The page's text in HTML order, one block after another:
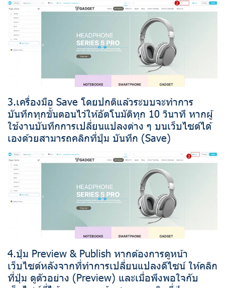
3.เครื่องมือ Save โดยปกติแล้วระบบจะทำการ
บันทึกทุกขั้นตอนไว้ให้อัตโนมัติทุก 10 วินาที หากผู้
ใช้งานบันทึกการเปลี่ยนแปลงต่าง ๆ บนเว็บไซต์ได้
เองด้วยสามารถคลิกที่ปุ่ม บันทึก (Save)
4.ปุ่ม Preview & Publish หากต้องการดูหน้า
เว็บไซต์หลังจากที่ทำการเปลี่ยนแปลงดีไซน์ ให้คลิก
ที่ปุ่ม ดูตัวอย่าง (Preview) และเมื่อพึงพอใจกับ